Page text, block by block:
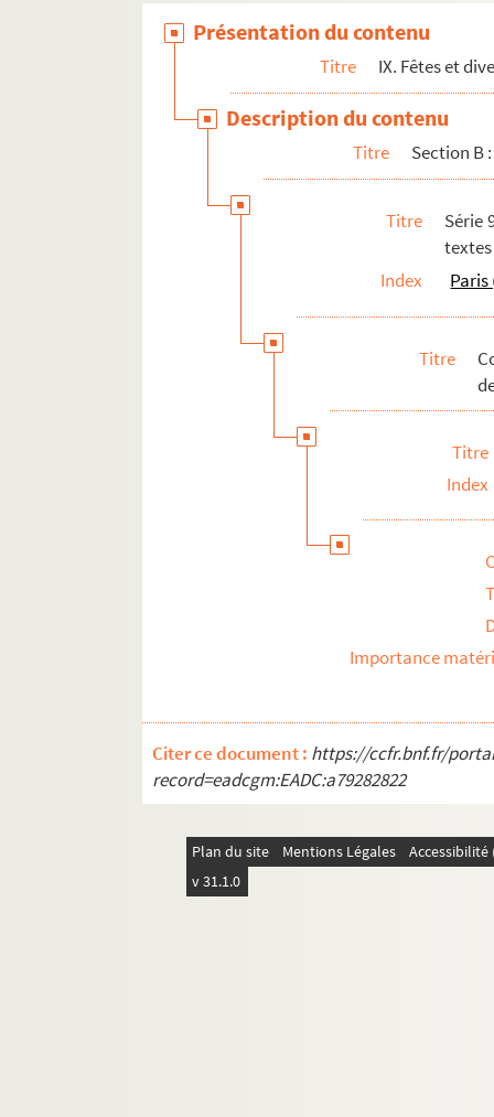
Section C : série 103, Bals et jardins
Section D : série 104, Le monde galant
Section E : série 105, Le jeu et les joueurs
Section F : série 106, Les sports ; Les
Présentation du contenu
Titre IX. Fêtes et
Description du contenu
Titre Section B
Titre
Série
Index
Paris
Titre
Titre
Index
Importance
Citer ce document : https://ccfr.bnf.fr/
record=eadcgm:EADC:a79282822
Plan du site Mentions Légales
v 31.1.0